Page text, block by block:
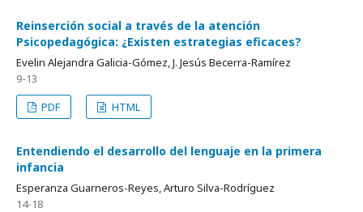
Reinserción social a través de la atención
Psicopedagógica: ¿Existen estrategias eficaces?
Evelin Alejandra Galicia-Gómez, J. Jesús Becerra-Ramírez
9-13
PDF
HTML
Entendiendo el desarrollo del lenguaje en la primera
infancia
Esperanza Guarneros-Reyes, Arturo Silva-Rodríguez
14-18